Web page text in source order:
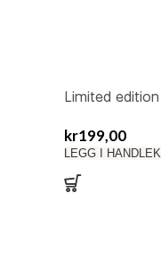
Limited edition
kr199,00
LEGG I